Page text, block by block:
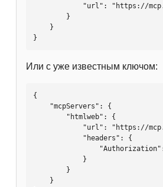
}
Или с уже известным ключом:
{